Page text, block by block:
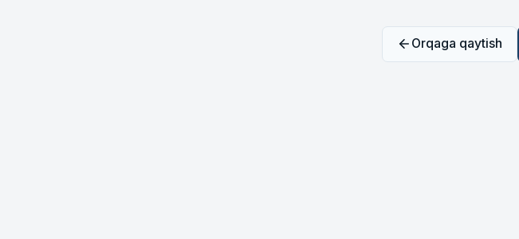
Orqaga qaytish